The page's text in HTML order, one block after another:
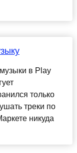
в Play
только
треки по
никуда